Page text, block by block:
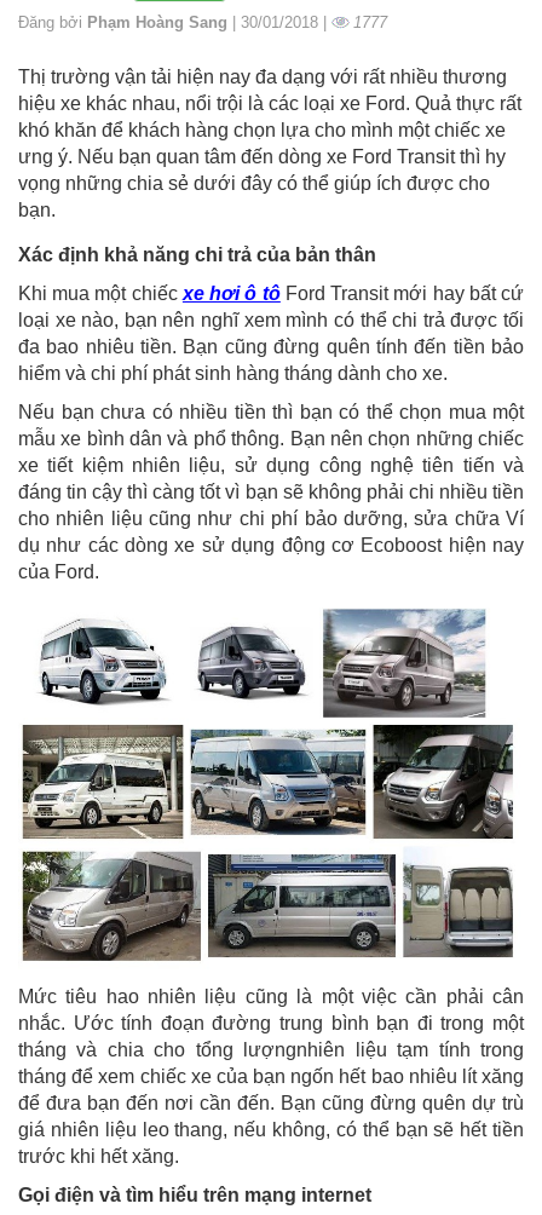
Đăng bởi Phạm Hoàng Sang | 30/01/2018 | 1777
Thị trường vận tải hiện nay đa dạng với rất nhiều thương
hiệu xe khác nhau, nổi trội là các loại xe Ford. Quả thực rất
khó khăn để khách hàng chọn lựa cho mình một chiếc xe
ưng ý. Nếu bạn quan tâm đến dòng xe Ford Transit thì hy
vọng những chia sẻ dưới đây có thể giúp ích được cho
bạn.
Xác định khả năng chi trả của bản thân
Khi mua một chiếc xe hơi ô tôFord Transit mới hay bất cứ
loại xe nào, bạn nên nghĩ xem mình có thể chi trả được tối
đa bao nhiêu tiền. Bạn cũng đừng quên tính đến tiền bảo
hiểm và chi phí phát sinh hàng tháng dành cho xe.
Nếu bạn chưa có nhiều tiền thì bạn có thể chọn mua một
mẫu xe bình dân và phổ thông. Bạn nên chọn những chiếc
xe tiết kiệm nhiên liệu, sử dụng công nghệ tiên tiến và
đáng tin cậy thì càng tốt vì bạn sẽ không phải chi nhiều tiền
cho nhiên liệu cũng như chi phí bảo dưỡng, sửa chữa Ví
dụ như các dòng xe sử dụng động cơ Ecoboost hiện nay
của Ford.
Mức tiêu hao nhiên liệu cũng là một việc cần phải cân
nhắc. Ước tính đoạn đường trung bình bạn đi trong một
tháng và chia cho tổng lượngnhiên liệu tạm tính trong
tháng để xem chiếc xe của bạn ngốn hết bao nhiêu lít xăng
để đưa bạn đến nơi cần đến. Bạn cũng đừng quên dự trù
giá nhiên liệu leo thang, nếu không, có thể bạn sẽ hết tiền
trước khi hết xăng.
Gọi điện và tìm hiểu trên mạng internet